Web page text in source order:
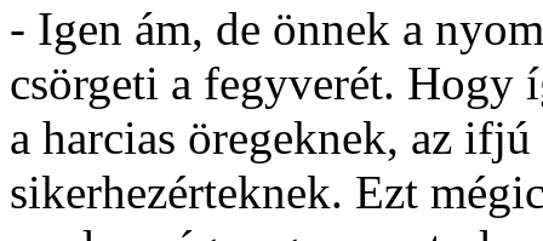
- Igen ám, de önnek a
csörgeti a fegyverét. Hogy
a harcias öregeknek, az
sikerhezérteknek. Ezt